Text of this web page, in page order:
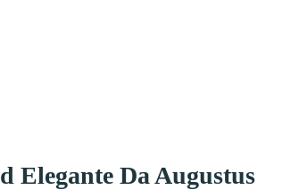
Elegante Da Augustus